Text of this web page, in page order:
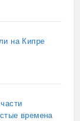
на Кипре
времена